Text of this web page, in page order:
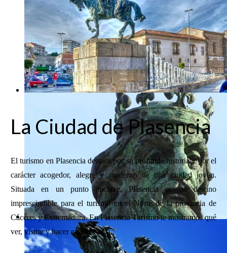
La Ciudad de Plasencia
El turismo en Plasencia destaca por su profunda historia y por el
carácter acogedor, alegre y moderno de una ciudad joven.
Situada en un punto enclave, Plasencia es un destino
imprescindible para el turismo en el Norte de la provincia de
Cáceres y Extremadura. En Plasencia Turismo te mostramos qué
ver, visitar y hacer en Plasencia.